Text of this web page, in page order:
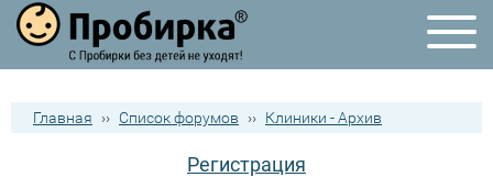
Главная ›› Список форумов ›› Клиники - Архив
Регистрация